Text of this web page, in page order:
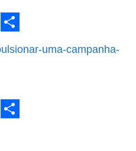
Shareuma-campanha-